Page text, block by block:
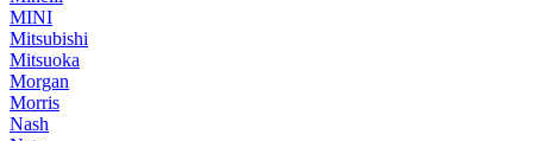
MINI
Mitsubishi
Mitsuoka
Morgan
Morris
Nash